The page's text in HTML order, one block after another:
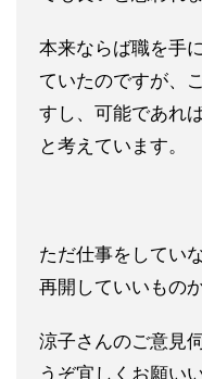
本来ならば職を手
ていたのですが、
すし、可能であれ
と考えています。
ただ仕事をしてい
再開していいもの
涼子さんのご意見
うぞ宜しくお願い